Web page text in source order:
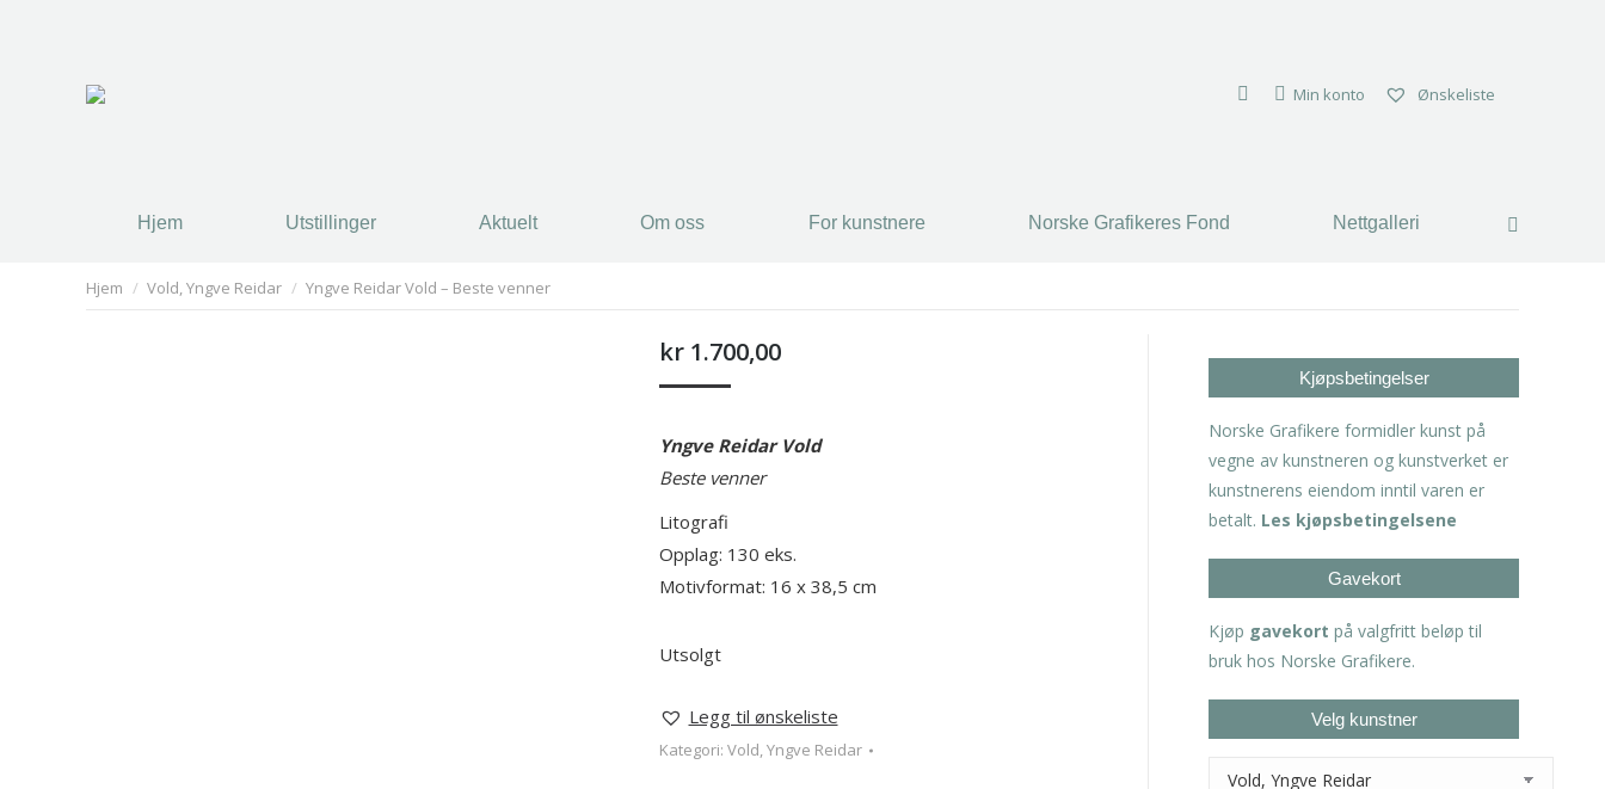
Min konto Ønskeliste
Hjem Utstillinger Aktuelt Om oss For kunstnere Norske Grafikeres Fond Nettgalleri Search:
You are here:
Hjem Vold, Yngve Reidar Yngve Reidar Vold – Beste venner
kr1.700,00
Yngve Reidar Vold
Beste venner
Litografi
Opplag: 130 eks.
Motivformat: 16 x 38,5 cm
Utsolgt
Legg til ønskeliste
Kategori: Vold, Yngve Reidar
Kjøpsbetingelser
Norske Grafikere formidler kunst på
vegne av kunstneren og kunstverket er
kunstnerens eiendom inntil varen er
betalt. Les kjøpsbetingelsene
Gavekort
Kjøp gavekort på valgfritt beløp til
bruk hos Norske Grafikere.
Velg kunstner